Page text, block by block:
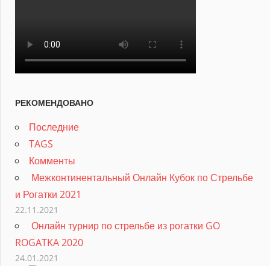
РЕКОМЕНДОВАНО
Последние
TAGS
Комменты
Межконтинентальный Онлайн Кубок по Стрельбе
и Рогатки 2021
22.11.2021
Онлайн турнир по стрельбе из рогатки GO
ROGATKA 2020
24.01.2021